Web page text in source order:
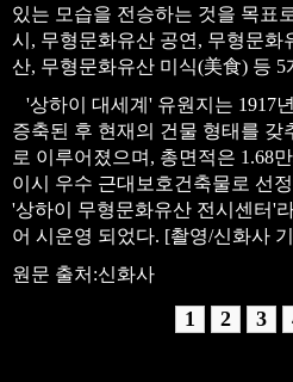
있는 모습을 전승하는 것을 목표
시, 무형문화유산 공연, 무형문화
산, 무형문화유산 미식(美食) 등
'상하이 대세계' 유원지는 1917
증축된 후 현재의 건물 형태를 갖
로 이루어졌으며, 총면적은 1.68
이시 우수 근대보호건축물로 선
'상하이 무형문화유산 전시센터'
어 시운영 되었다. [촬영/신화사
원문 출처:신화사
1 2 3